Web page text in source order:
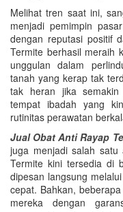
Melihat tren saat ini,
menjadi pemimpin
dengan reputasi positif
Termite berhasil meraih
unggulan dalam
tanah yang kerap tak
tak heran jika
tempat ibadah yang
rutinitas perawatan
Jual Obat Anti Rayap
juga menjadi salah satu
Termite kini tersedia di
dipesan langsung
cepat. Bahkan,
mereka dengan